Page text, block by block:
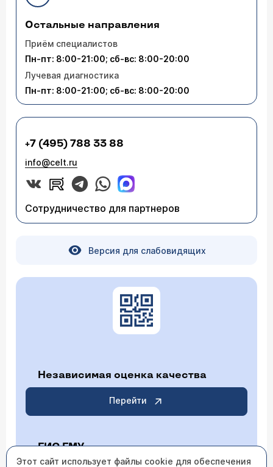
Остальные направления
Приём специалистов
Пн-пт: 8:00-21:00; сб-вс: 8:00-20:00
Лучевая диагностика
Пн-пт: 8:00-21:00; сб-вс: 8:00-20:00
+7 (495) 788 33 88
info@celt.ru
Сотрудничество для партнеров
Версия для слабовидящих
Независимая оценка качества
Перейти
ГИС ГМУ
Этот сайт использует файлы cookie для обеспечения